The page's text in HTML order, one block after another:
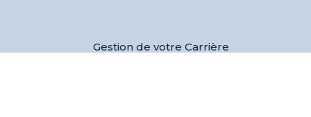
Gestion de votre Carrière